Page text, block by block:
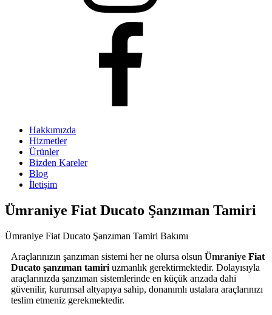
Hakkımızda
Hizmetler
Ürünler
Bizden Kareler
Blog
İletişim
Ümraniye Fiat Ducato Şanzıman Tamiri
Ümraniye Fiat Ducato Şanzıman Tamiri Bakımı
Araçlarınızın şanzıman sistemi her ne olursa olsun Ümraniye Fiat
Ducato şanzıman tamiri uzmanlık gerektirmektedir. Dolayısıyla
araçlarınızda şanzıman sistemlerinde en küçük arızada dahi
güvenilir, kurumsal altyapıya sahip, donanımlı ustalara araçlarınızı
teslim etmeniz gerekmektedir.